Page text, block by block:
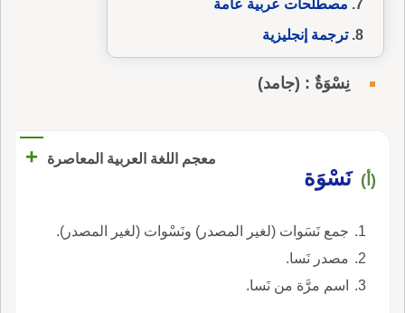
مصطلحات عربية عامة
ترجمة إنجليزية
نِسْوَةٌ : (جامد)
معجم اللغة العربية المعاصرة +
(أ) نَسْوَة
جمع نَسَوات (لغير المصدر) ونَسْوات (لغير المصدر).
مصدر نَسا.
اسم مرَّة من نَسا.